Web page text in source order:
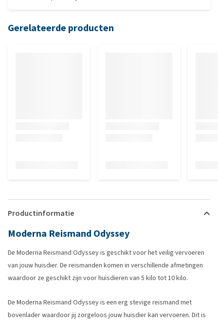
Gerelateerde producten
Productinformatie
Moderna Reismand Odyssey
De Moderna Reismand Odyssey is geschikt voor het veilig vervoeren
van jouw huisdier. De reismanden komen in verschillende afmetingen
waardoor ze geschikt zijn voor huisdieren van 5 kilo tot 10 kilo.
De Moderna Reismand Odyssey is een erg stevige reismand met
bovenlader waardoor jij zorgeloos jouw huisdier kan vervoeren. Dit is